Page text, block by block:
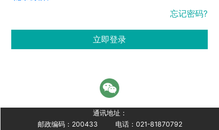
忘记密码?
立即登录
通讯地址：
邮政编码：200433
电话：021-81870792